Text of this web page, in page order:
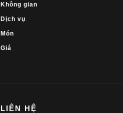
Không gian
Dịch vụ
Món
Giá
LIÊN HỆ